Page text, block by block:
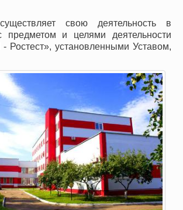
свою деятельность в
предметом и целями деятельности
установленными Уставом,